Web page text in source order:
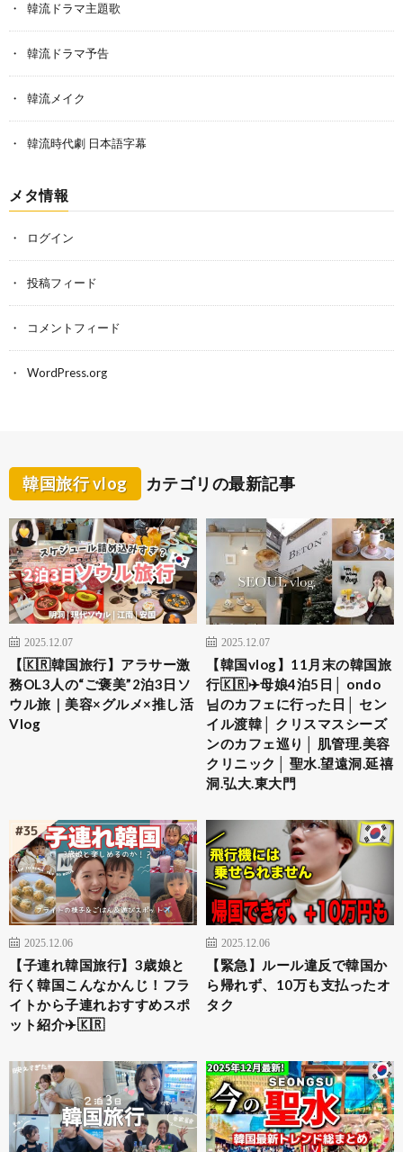
韓流ドラマ主題歌
韓流ドラマ予告
韓流メイク
韓流時代劇 日本語字幕
メタ情報
ログイン
投稿フィード
コメントフィード
WordPress.org
韓国旅行 vlog カテゴリの最新記事
2025.12.07
【🇰🇷韓国旅行】アラサー激
務OL3人の“ご褒美”2泊3日ソ
ウル旅｜美容×グルメ×推し活
Vlog
2025.12.07
【韓国vlog】11月末の韓国旅
行🇰🇷✈️母娘4泊5日│ ondo
님のカフェに行った日│ セン
イル渡韓│ クリスマスシーズ
ンのカフェ巡り│ 肌管理.美容
クリニック│ 聖水.望遠洞.延禧
洞.弘大.東大門
2025.12.06
【子連れ韓国旅行】3歳娘と
行く韓国こんなかんじ！フラ
イトから子連れおすすめスポ
ット紹介✈️🇰🇷
2025.12.06
【緊急】ルール違反で韓国か
ら帰れず、10万も支払ったオ
タク